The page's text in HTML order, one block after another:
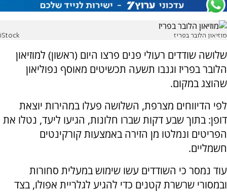
מוזיאון הלובר בפריז iStock
שלושה שודדים רעולי פנים פרצו היום (ראשון) למוזיאון
הלובר בפריז וגנבו תשעה תכשיטים מאוסף נפוליאון
שהוצג במקום.
לפי הדיווחים מצרפת, השלושה פעלו במהירות יוצאת
דופן: בתוך שבע דקות שברו חלונות, הגיעו ליעד, נטלו את
הפריטים ונמלטו מן הזירה באמצעות קורקינטים
חשמליים.
עוד נמסר כי השודדים עשו שימוש במעלית סחורות
ובמסורי שרשרת קטנים כדי להגיע לגלריית אפולו, בצד